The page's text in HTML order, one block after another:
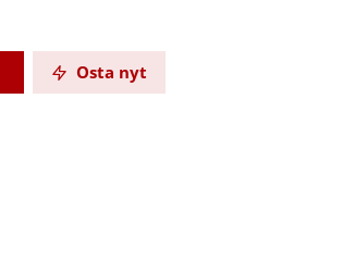
Osta nyt